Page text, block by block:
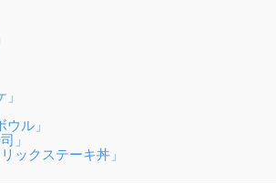
ル」
」
ックステーキ丼」